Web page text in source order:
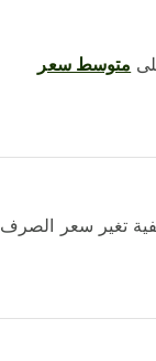
متوسط ​​سعر
تغير سعر الصرف